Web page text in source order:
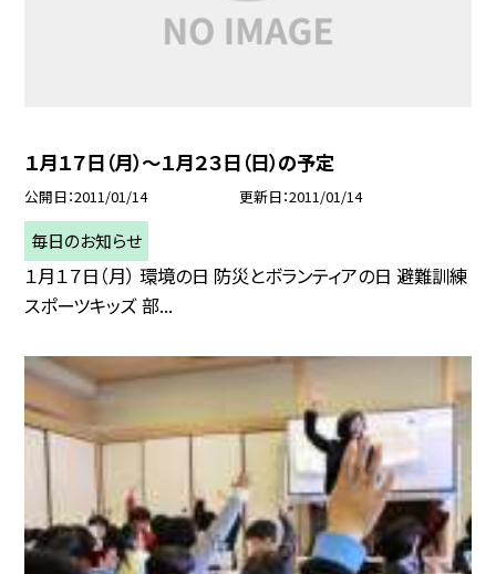
１月１７日（月）〜１月２３日（日）の予定
公開日 2011/01/14 更新日 2011/01/14
毎日のお知らせ
１月１７日（月） 環境の日 防災とボランティアの日 避難訓練
スポーツキッズ 部...